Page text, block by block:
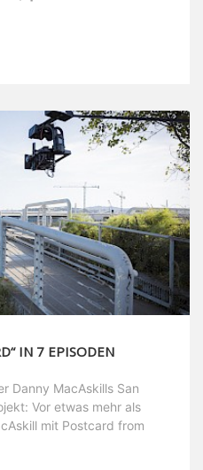
IN 7 EPISODEN
Danny MacAskills San
Vor etwas mehr als
mit Postcard from